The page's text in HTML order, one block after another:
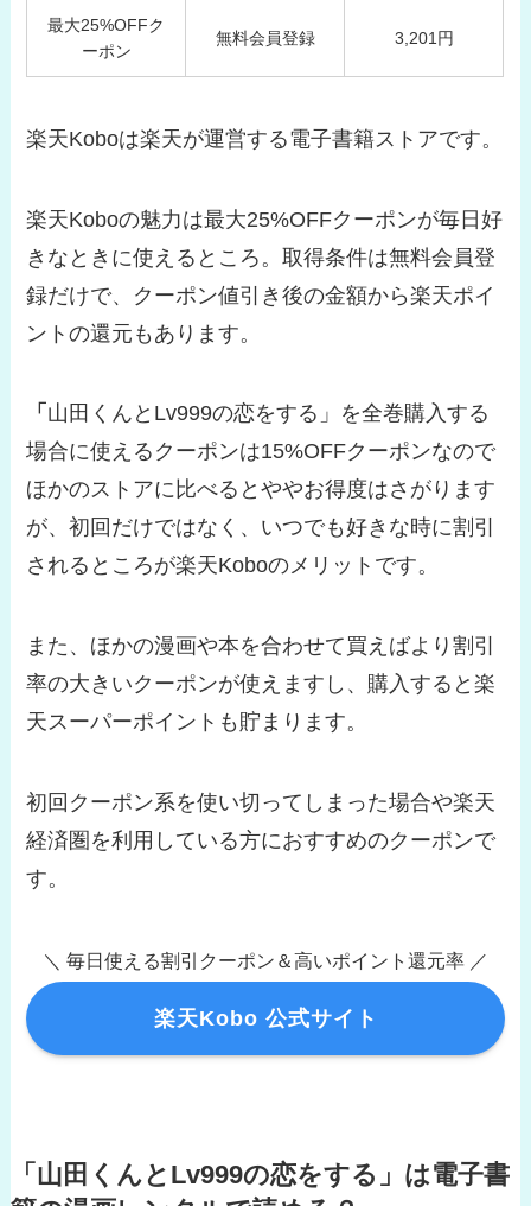
最大25%OFFク
ーポン
無料会員登録 3,201円
楽天Koboは楽天が運営する電子書籍ストアです。
楽天Koboの魅力は最大25%OFFクーポンが毎日好
きなときに使えるところ。取得条件は無料会員登
録だけで、クーポン値引き後の金額から楽天ポイ
ントの還元もあります。
「 山田くんとLv999の恋をする」を全巻購入する
場合に使えるクーポンは15%OFFクーポンなので
ほかのストアに比べるとややお得度はさがります
が、初回だけではなく、いつでも好きな時に割引
されるところが楽天Koboのメリットです。
また、ほかの漫画や本を合わせて買えばより割引
率の大きいクーポンが使えますし、購入すると楽
天スーパーポイントも貯まります。
初回クーポン系を使い切ってしまった場合や楽天
経済圏を利用している方におすすめのクーポンで
す。
＼ 毎日使える割引クーポン＆高いポイント還元率 ／
楽天Kobo 公式サイト
「山田くんとLv999の恋をする」は電子書